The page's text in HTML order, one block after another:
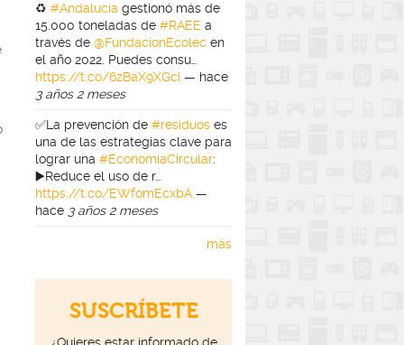
♻️ #Andalucía gestionó más de
15.000 toneladas de #RAEE a
través de @FundacionEcolec en
el año 2022. Puedes consu…
https://t.co/6zBaX9XGci — hace
3 años 2 meses
✅La prevención de #residuos es
una de las estrategias clave para
lograr una #EconomíaCircular:
▶️Reduce el uso de r…
https://t.co/EWfomEcxbA —
hace 3 años 2 meses
más
SUSCRÍBETE
¿Quieres estar informado de